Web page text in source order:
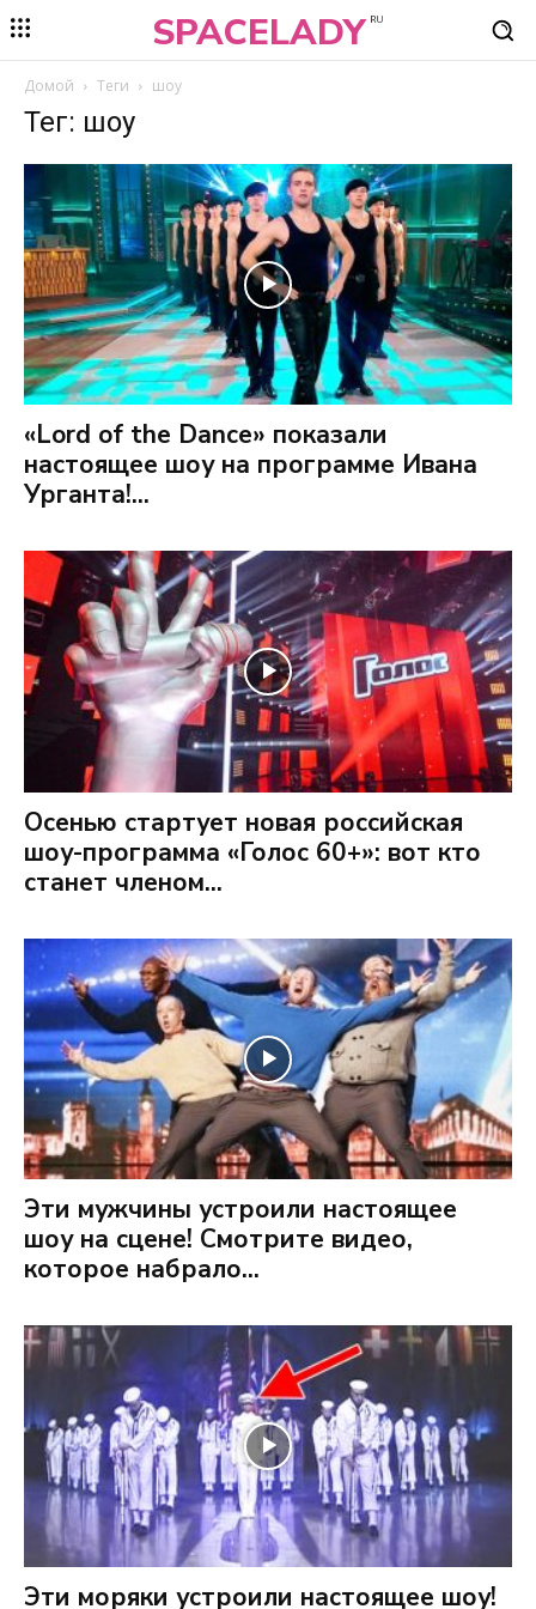
SPACELADY RU
Домой Теги шоу
Тег: шоу
«Lord of the Dance» показали
настоящее шоу на программе Ивана
Урганта!...
Осенью стартует новая российская
шоу-программа «Голос 60+»: вот кто
станет членом...
Эти мужчины устроили настоящее
шоу на сцене! Смотрите видео,
которое набрало...
Эти моряки устроили настоящее шоу!